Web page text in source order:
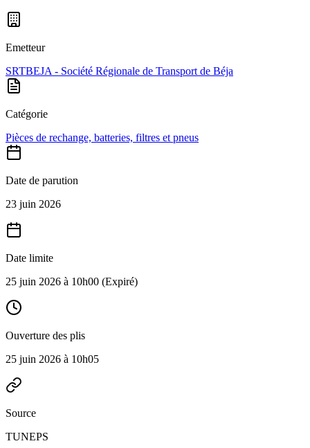
Emetteur
SRTBEJA - Société Régionale de Transport de Béja
Catégorie
Pièces de rechange, batteries, filtres et pneus
Date de parution
23 juin 2026
Date limite
25 juin 2026 à 10h00 (Expiré)
Ouverture des plis
25 juin 2026 à 10h05
Source
TUNEPS